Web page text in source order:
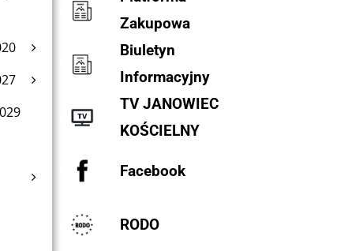
Zakupowa
Biuletyn
Informacyjny
TV JANOWIEC
KOŚCIELNY
Facebook
RODO